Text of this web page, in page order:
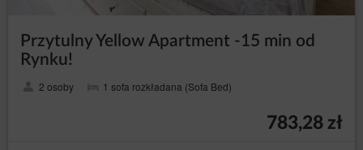
Przytulny Yellow Apartment -15 min od
Rynku!
2 osoby 1 sofa rozkładana (Sofa Bed)
783,28 zł